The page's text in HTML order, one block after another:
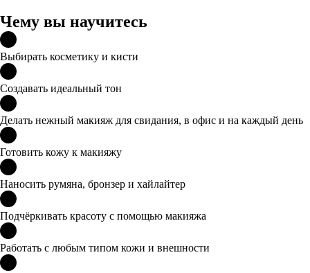
Чему вы научитесь
Выбирать косметику и кисти
Создавать идеальный тон
Делать нежный макияж для свидания, в офис и на каждый день
Готовить кожу к макияжу
Наносить румяна, бронзер и хайлайтер
Подчёркивать красоту с помощью макияжа
Работать с любым типом кожи и внешности